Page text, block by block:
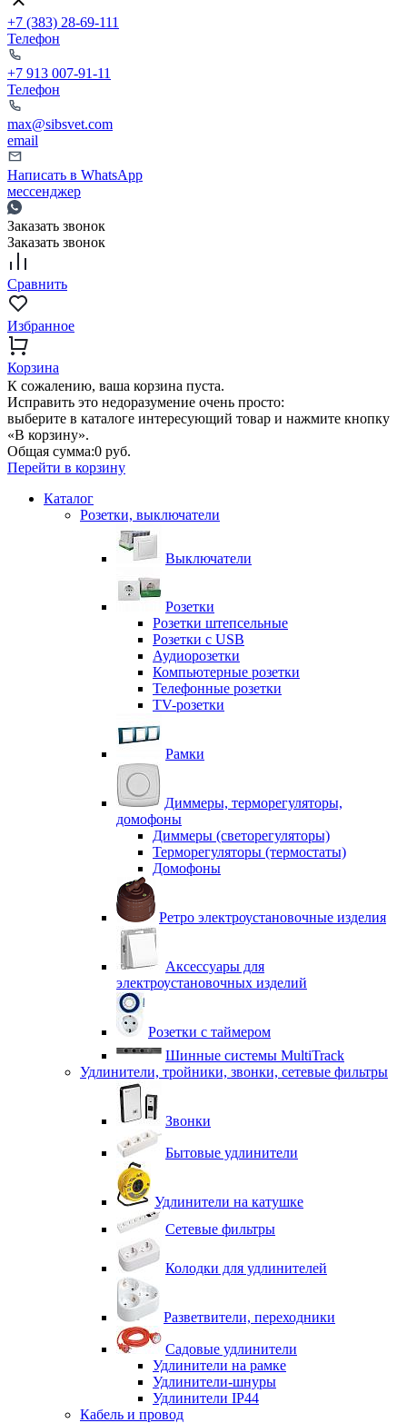
+7 (383) 28-69-111
Телефон
+7 913 007-91-11
Телефон
max@sibsvet.com
email
Написать в WhatsApp
мессенджер
Заказать звонок
Заказать звонок
Сравнить
Избранное
Корзина
К сожалению, ваша корзина пуста.
Исправить это недоразумение очень просто:
выберите в каталоге интересующий товар и нажмите кнопку
«В корзину».
Общая сумма:0 руб.
Перейти в корзину
Каталог
Розетки, выключатели
Выключатели
Розетки
Розетки штепсельные
Розетки с USB
Аудиорозетки
Компьютерные розетки
Телефонные розетки
TV-розетки
Рамки
Диммеры, терморегуляторы,
домофоны
Диммеры (светорегуляторы)
Терморегуляторы (термостаты)
Домофоны
Ретро электроустановочные изделия
Аксессуары для
электроустановочных изделий
Розетки с таймером
Шинные системы MultiTrack
Удлинители, тройники, звонки, сетевые фильтры
Звонки
Бытовые удлинители
Удлинители на катушке
Сетевые фильтры
Колодки для удлинителей
Разветвители, переходники
Садовые удлинители
Удлинители на рамке
Удлинители-шнуры
Удлинители IP44
Кабель и провод